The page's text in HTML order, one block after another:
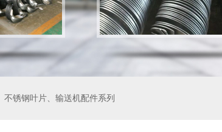
、不锈钢叶片、输送机配件系列